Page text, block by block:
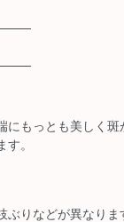
もっとも美しく
。
りなどが異なり